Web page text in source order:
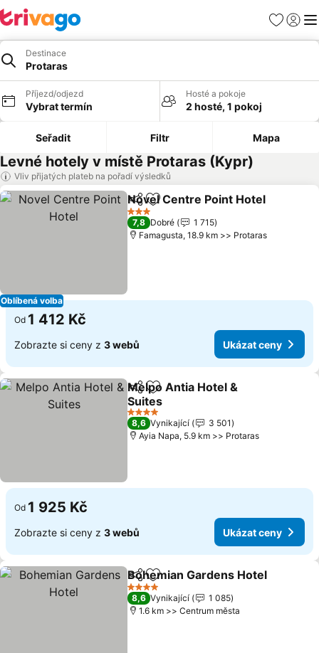
Oblíbené
Destinace
Protaras
Příjezd/odjezd
Vybrat termín
Hosté a pokoje
2 hosté, 1 pokoj
Seřadit Filtr Mapa
Levné hotely v místě Protaras (Kypr)
Vliv přijatých plateb na pořadí výsledků
Oblíbená volba
SdíletPřidat na seznam oblíbených
Novel Centre Point Hotel
3 Počet hvězdiček
7,8 Dobré
1 715
Famagusta, 18.9 km >> Protaras
Od 1 412 Kč
Zobrazte si ceny z 3 webů Ukázat ceny
SdíletPřidat na seznam oblíbených
Melpo Antia Hotel &
Suites
Ukázat ceny
4 Počet hvězdiček
8,6 Vynikající
3 501
Ayia Napa, 5.9 km >> Protaras
Od 1 925 Kč
Zobrazte si ceny z 3 webů Ukázat ceny
SdíletPřidat na seznam oblíbených
Bohemian Gardens Hotel
4 Počet hvězdiček
8,6 Vynikající
1 085
1.6 km >> Centrum města